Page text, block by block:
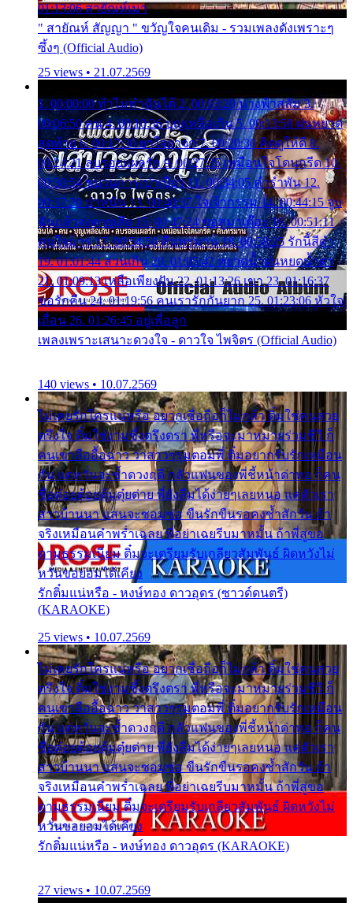
01:13:06 สายัณห์เมา
" สายัณห์ สัญญา " ขวัญใจคนเดิม - รวมเพลงดังเพราะๆ
ซึ้งๆ (Official Audio)
25 views • 21.07.2569
1. 00:00:00 ทำไมทำฉันได้ 2. 00:03:20 นางฟ้าสลัม 3.
00:06:50 คน 4. 00:10:36 บุญเหลือเกิน 5. 00:13:58 ฝนหยาด
สุดท้าย 6. 00:17:30 ยาใจยาจก 7. 00:20:30 คิดดูให้ดี 8.
00:24:21 ลบรอยแผลรัก 9. 00:27:35 เหมือนใจโดนกรีด 10.
00:30:54 ขบวนการเปาเปียว 11. 00:34:05 คำรำพัน 12.
00:37:20 ปาหนัน 13. 00:40:37 ใจเจ้ากรรม 14. 00:44:15 จูบ
ฉันแล้วจงตายเสีย 15. 00:47:24 ขอสูมาเต๊อะ 16. 00:51:11
คนใจมาร 17. 00:54:50 คืนทรมาน 18. 00:58:25 รักนี้สีดำ
19. 01:01:44 ส่วนเกิน 20. 01:05:42 หยาดน้ำฝนหยดน้ำตา
21. 01:09:13 เหลือเพียงฝัน 22. 01:13:26 เขา 23. 01:16:37
ขอรักคืน 24. 01:19:56 คนเรารักกันยาก 25. 01:23:06 หัวใจ
เถื่อน 26. 01:26:45 อยู่เพื่อลูก
เพลงเพราะเสนาะดวงใจ - ดาวใจ ไพจิตร (Official Audio)
140 views • 10.07.2569
ไม่เคยรักใครแน่หรือ อยากเชื่อถือก็ไม่กล้า ติ๋มใช่คนสวย
ตรึงใจ ติ๋มใช่งามซึ้งตรึงตรา พี่หรือจะมาหมายร่วมชีวี ก็
คนเขาลืออื้อฉาว ว่าสาวๆรุมตอมพี่ ติ๋มอยากรับรักเหมือน
กัน แต่หวั่นจะช้ำดวงฤดี กลัวแฟนของพี่ชี้หน้าด่าทอ ก็คน
ชื่อต๋อยต้อยตุ้มตุ๋ยต่าย พี่ยังลืมได้ง่ายๆเลยหนอ แค่ตัวเรา
สาวบ้านนา แสนจะซอมซ่อ ขืนรักขืนรอคงช้ำสักวัน ถ้า
จริงเหมือนคำพร่ำเฉลย พี่อย่าเฉยรีบมาหมั้น ถ้าพี่สู่ขอ
ตามธรรมเนียม ติ๋มจะเตรียมรับเกลียวสัมพันธ์ ผิดหวังไม่
หวั่นขอยอมได้เคียง
รักติ๋มแน่หรือ - หงษ์ทอง ดาวอุดร (ซาวด์ดนตรี)
(KARAOKE)
25 views • 10.07.2569
ไม่เคยรักใครแน่หรือ อยากเชื่อถือก็ไม่กล้า ติ๋มใช่คนสวย
ตรึงใจ ติ๋มใช่งามซึ้งตรึงตรา พี่หรือจะมาหมายร่วมชีวี ก็
คนเขาลืออื้อฉาว ว่าสาวๆรุมตอมพี่ ติ๋มอยากรับรักเหมือน
กัน แต่หวั่นจะช้ำดวงฤดี กลัวแฟนของพี่ชี้หน้าด่าทอ ก็คน
ชื่อต๋อยต้อยตุ้มตุ๋ยต่าย พี่ยังลืมได้ง่ายๆเลยหนอ แค่ตัวเรา
สาวบ้านนา แสนจะซอมซ่อ ขืนรักขืนรอคงช้ำสักวัน ถ้า
จริงเหมือนคำพร่ำเฉลย พี่อย่าเฉยรีบมาหมั้น ถ้าพี่สู่ขอ
ตามธรรมเนียม ติ๋มจะเตรียมรับเกลียวสัมพันธ์ ผิดหวังไม่
หวั่นขอยอมได้เคียง
รักติ๋มแน่หรือ - หงษ์ทอง ดาวอุดร (KARAOKE)
27 views • 10.07.2569